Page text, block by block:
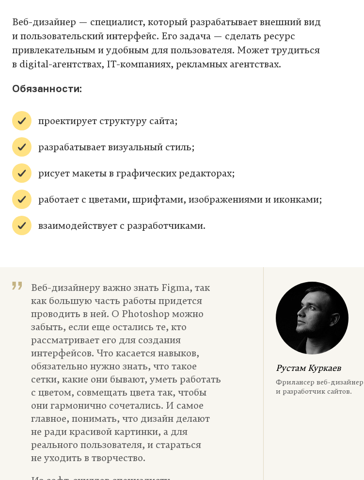
Веб-дизайнер — специалист, который разрабатывает внешний вид
и пользовательский интерфейс. Его задача — сделать ресурс
привлекательным и удобным для пользователя. Может трудиться
в digital-агентствах, IT-компаниях, рекламных агентствах.
Обязанности:
проектирует структуру сайта;
разрабатывает визуальный стиль;
рисует макеты в графических редакторах;
работает с цветами, шрифтами, изображениями и иконками;
взаимодействует с разработчиками.
Веб-дизайнеру важно знать Figma, так
как большую часть работы придется
проводить в ней. О Photoshop можно
забыть, если еще остались те, кто
рассматривает его для создания
интерфейсов. Что касается навыков,
обязательно нужно знать, что такое
сетки, какие они бывают, уметь работать
с цветом, совмещать цвета так, чтобы
они гармонично сочетались. И самое
главное, понимать, что дизайн делают
не ради красивой картинки, а для
реального пользователя, и стараться
не уходить в творчество.
Рустам Куркаев
Фрилансер веб-дизайнер
и разработчик сайтов.